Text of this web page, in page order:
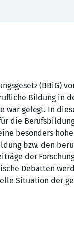
(BBiG)
Bildung in
war gelegt. In
die
besonders
bzw. den
der
Debatten
Situation der